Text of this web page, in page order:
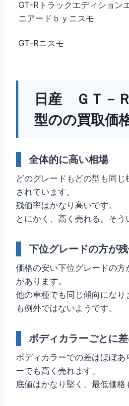
GT-Rトラックエディション
ニアードｂｙニスモ
GT-Rニスモ
日産 ＧＴ－
型のの買取価
全体的に高い相場
どのグレードもどの型も同じ
されています。
残価率はかなり高いです。
とにかく、高く売れる。そう
下位グレードの方が
価格の安い下位グレードの方
があります。
他の車種でも同じ傾向になり
も例外ではないようです。
ボディカラーごとに
ボディカラーでの差はほぼあ
ーでも高く売れます。
底値はかなり堅く、最低価格